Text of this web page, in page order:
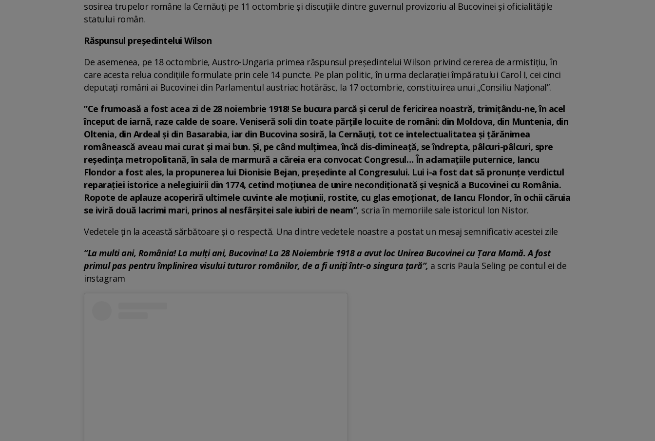
sosirea trupelor române la Cernăuți pe 11 octombrie şi discuțiile dintre guvernul provizoriu al Bucovinei și oficialităţile
statului român.
Răspunsul președintelui Wilson
De asemenea, pe 18 octombrie, Austro-Ungaria primea răspunsul președintelui Wilson privind cererea de armistițiu, în
care acesta relua condițiile formulate prin cele 14 puncte. Pe plan politic, în urma declarației împăratului Carol I, cei cinci
deputați români ai Bucovinei din Parlamentul austriac hotărăsc, la 17 octombrie, constituirea unui „Consiliu Național”.
”Ce frumoasă a fost acea zi de 28 noiembrie 1918! Se bucura parcă şi cerul de fericirea noastră, trimiţându-ne, în acel
început de iarnă, raze calde de soare. Veniseră soli din toate părţile locuite de români: din Moldova, din Muntenia, din
Oltenia, din Ardeal şi din Basarabia, iar din Bucovina sosiră, la Cernăuţi, tot ce intelectualitatea şi ţărănimea
românească aveau mai curat şi mai bun. Şi, pe când mulţimea, încă dis-dimineaţă, se îndrepta, pâlcuri-pâlcuri, spre
reşedinţa metropolitană, în sala de marmură a căreia era convocat Congresul… În aclamaţiile puternice, Iancu
Flondor a fost ales, la propunerea lui Dionisie Bejan, preşedinte al Congresului. Lui i-a fost dat să pronunţe verdictul
reparaţiei istorice a nelegiuirii din 1774, cetind moţiunea de unire necondiţionată şi veşnică a Bucovinei cu România.
Ropote de aplauze acoperiră ultimele cuvinte ale moţiunii, rostite, cu glas emoţionat, de Iancu Flondor, în ochii căruia
se iviră două lacrimi mari, prinos al nesfârşitei sale iubiri de neam”, scria în memoriile sale istoricul Ion Nistor.
Vedetele țin la această sărbătoare și o respectă. Una dintre vedetele noastre a postat un mesaj semnificativ acestei zile
”La multi ani, România! La mulți ani, Bucovina! La 28 Noiembrie 1918 a avut loc Unirea Bucovinei cu Țara Mamă. A fost
primul pas pentru împlinirea visului tuturor românilor, de a fi uniți într-o singura țară”, a scris Paula Seling pe contul ei de
instagram